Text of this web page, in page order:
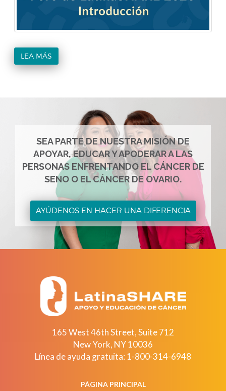
LEA MÁS
SEA PARTE DE NUESTRA MISIÓN DE
APOYAR, EDUCAR Y APODERAR A LAS
PERSONAS ENFRENTANDO EL CÁNCER DE
SENO O EL CÁNCER DE OVARIO.
AYÚDENOS EN HACER UNA DIFERENCIA
165 West 46th Street, Suite 712
New York, NY10036
Línea de ayuda gratuita: 1-800-314-6948
PÁGINA PRINCIPAL